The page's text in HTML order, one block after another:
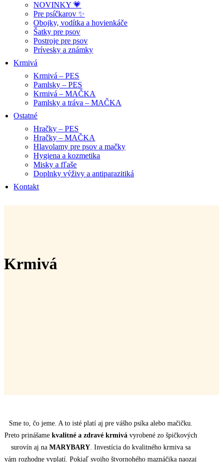
NOVINKY 💗
Pre psíčkarov ✨
Obojky, vodítka a hovienkáče
Šatky pre psov
Postroje pre psov
Prívesky a známky
Krmivá
Krmivá – PES
Pamlsky – PES
Krmivá – MAČKA
Pamlsky a tráva – MAČKA
Ostatné
Hračky – PES
Hračky – MAČKA
Hlavolamy pre psov a mačky
Hygiena a kozmetika
Misky a fľaše
Doplnky výživy a antiparazitiká
Kontakt
Krmivá
Sme to, čo jeme. A to isté platí aj pre vášho psíka alebo mačičku.
Preto prinášame kvalitné a zdravé krmivávyrobené zo špičkových
surovín aj na MARYBARY. Investícia do kvalitného krmiva sa
vám rozhodne vyplatí. Pokiaľ svojho štvornohého maznáčika naozaj